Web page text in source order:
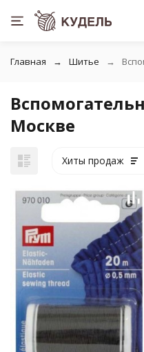
Главная Шитье
Москве
Хиты продаж